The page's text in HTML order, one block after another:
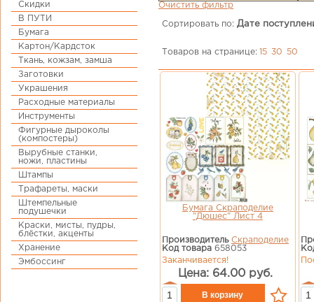
Скидки
В ПУТИ
Бумага
Картон/Кардсток
Ткань, кожзам, замша
Заготовки
Украшения
Расходные материалы
Инструменты
Фигурные дыроколы
(компостеры)
Вырубные станки,
ножи, пластины
Штампы
Трафареты, маски
Штемпельные
подушечки
Краски, мисты, пудры,
блёстки, акценты
Хранение
Эмбоссинг
Очистить фильтр
Сортировать по: Дате
Товаров на странице: 15 30 50
Бумага Скраподелие
"Дюшес" Лист 4
Производитель Скраподелие
Код товара 658053
Заканчивается!
Цена: 64.00 руб.